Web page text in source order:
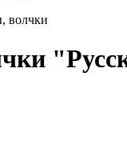
волчки